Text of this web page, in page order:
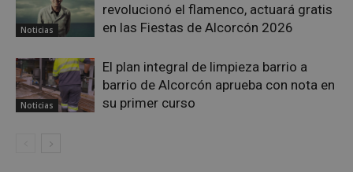
Noticias
revolucionó el flamenco, actuará gratis
en las Fiestas de Alcorcón 2026
Noticias
El plan integral de limpieza barrio a
barrio de Alcorcón aprueba con nota en
su primer curso
VISITOR_PRIVACY_METADATA